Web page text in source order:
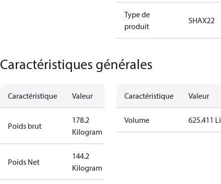
Type de
produit
SHAX22
Caractéristiques générales
Caractéristique Valeur
Poids brut
178.2
Kilogram
Poids Net
144.2
Kilogram
Caractéristique Valeur
Volume 625.411